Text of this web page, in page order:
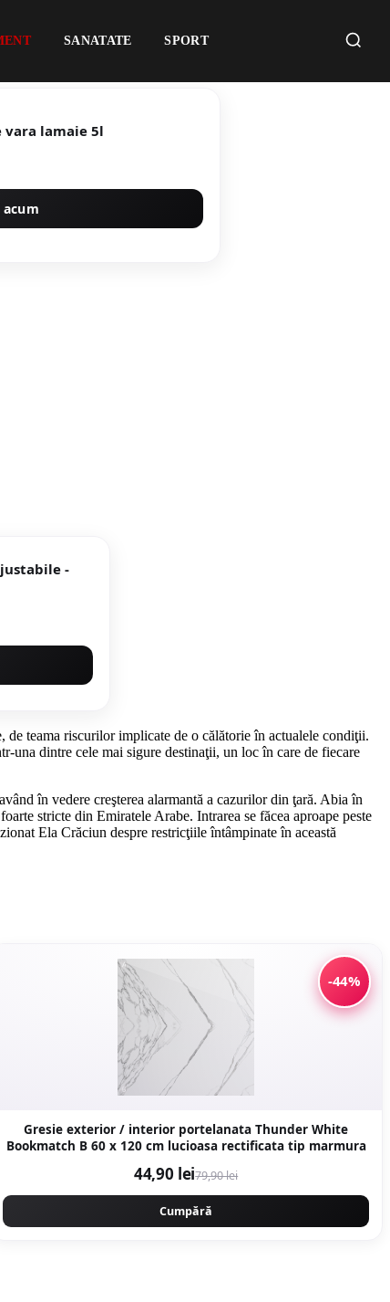
SANATATE SPORT
lamaie 5l
acum
-
teama riscurilor implicate de o călătorie în actualele condiţii.
una dintre cele mai sigure destinaţii, un loc în care de fiecare
în vedere creşterea alarmantă a cazurilor din ţară. Abia în
stricte din Emiratele Arabe. Intrarea se făcea aproape peste
Ela Crăciun despre restricţiile întâmpinate în această
-44%
Gresie exterior / interior portelanata Thunder White
Bookmatch B 60 x 120 cm lucioasa rectificata tip marmura
44,90 lei79,90 lei
Cumpără